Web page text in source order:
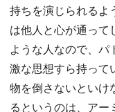
持ちを演じられるよ
は他人と心が通って
ような人なので、パ
激な思想すら持って
物を倒さないといけ
るというのは、アー